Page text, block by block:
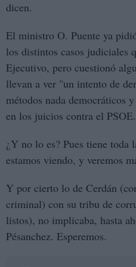
dicen.
El ministro O. Puente ya
los distintos casos judiciales
Ejecutivo, pero cuestionó
llevan a ver "un intento de
métodos nada democráticos
en los juicios contra el
¿Y no lo es? Pues tiene
estamos viendo, y veremos
Y por cierto lo de Cerdán
criminal) con su tribu de
listos), no implicaba, hasta
Pésanchez. Esperemos.